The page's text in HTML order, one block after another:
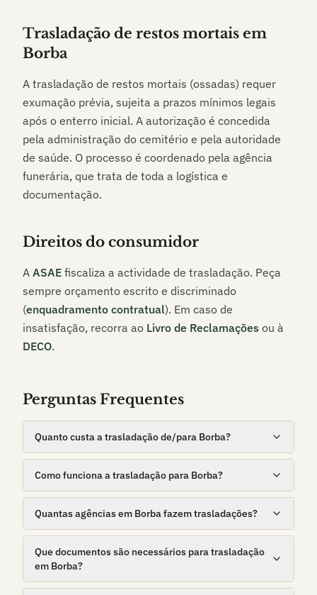
Trasladação de restos mortais em
Borba
A trasladação de restos mortais (ossadas) requer
exumação prévia, sujeita a prazos mínimos legais
após o enterro inicial. A autorização é concedida
pela administração do cemitério e pela autoridade
de saúde. O processo é coordenado pela agência
funerária, que trata de toda a logística e
documentação.
Direitos do consumidor
A ASAE fiscaliza a actividade de trasladação. Peça
sempre orçamento escrito e discriminado
(enquadramento contratual). Em caso de
insatisfação, recorra ao Livro de Reclamações ou à
DECO.
Perguntas Frequentes
Quanto custa a trasladação de/para Borba?
Como funciona a trasladação para Borba?
Quantas agências em Borba fazem trasladações?
Que documentos são necessários para trasladação
em Borba?